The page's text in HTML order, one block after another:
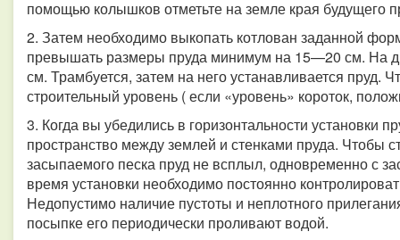
помощью колышков отметьте на земле края будущего
2. Затем необходимо выкопать котлован заданной
превышать размеры пруда минимум на 15—20 см. На
см. Трамбуется, затем на него устанавливается пруд.
строительный уровень ( если «уровень» короток,
3. Когда вы убедились в горизонтальности установки
пространство между землей и стенками пруда. Чтобы
засыпаемого песка пруд не всплыл, одновременно с
время установки необходимо постоянно
Недопустимо наличие пустоты и неплотного
посыпке его периодически проливают водой.